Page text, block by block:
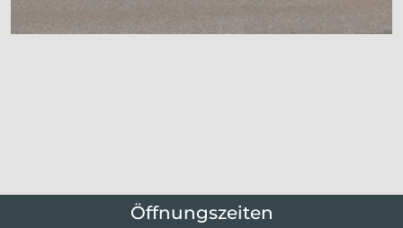
Öffnungszeiten